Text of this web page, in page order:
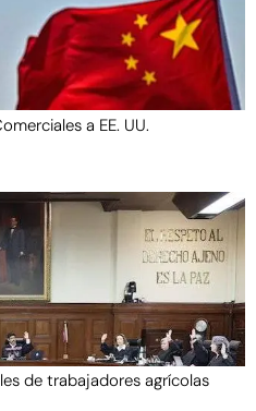
a EE. UU.
de trabajadores agrícolas